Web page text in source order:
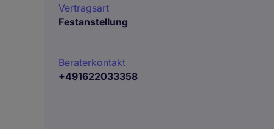
Vertragsart
Festanstellung
Beraterkontakt
+491622033358